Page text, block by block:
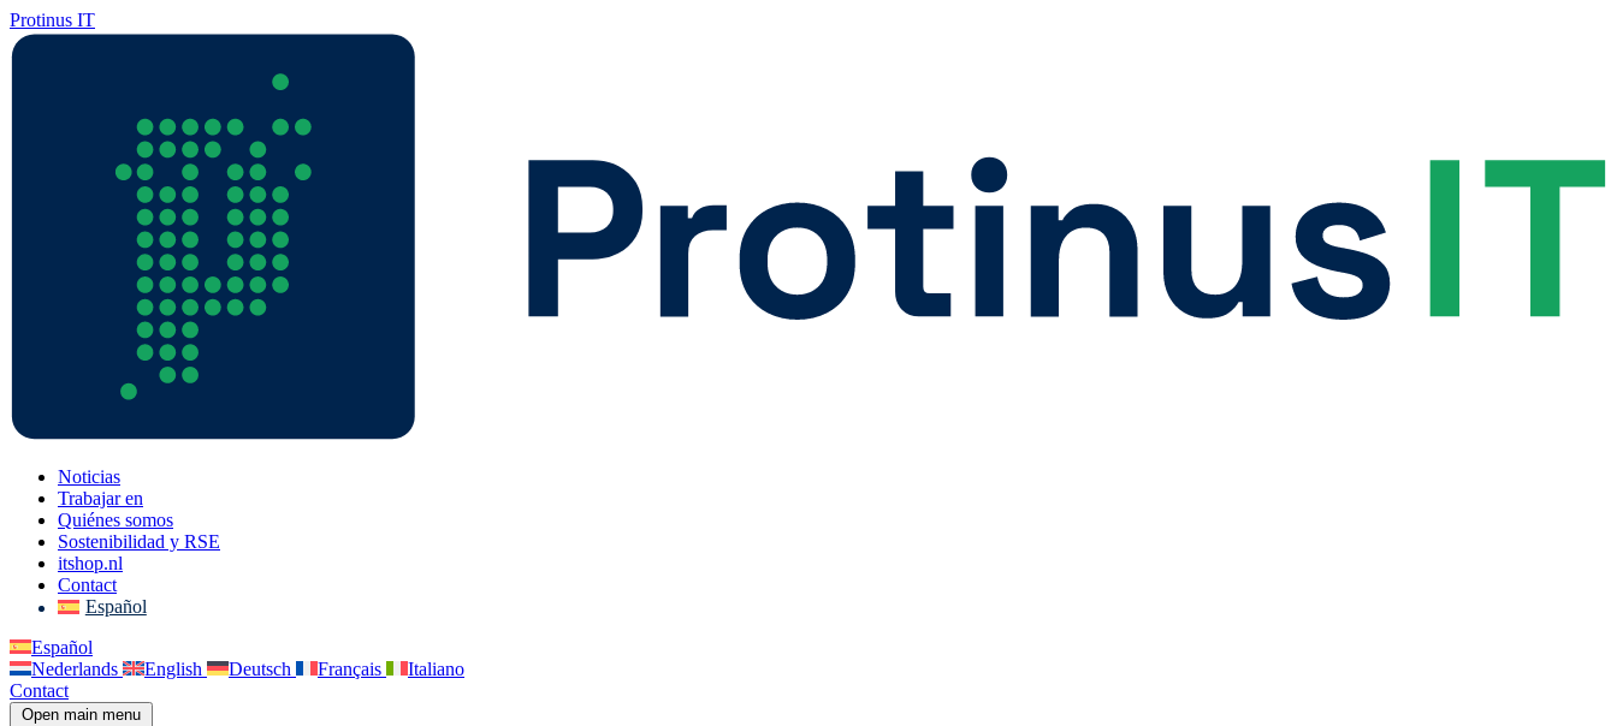
Protinus IT
Noticias
Trabajar en
Quiénes somos
Sostenibilidad y RSE
itshop.nl
Contact
Español
Español
Nederlands
English Deutsch Français
Italiano
Contact
Open main menu